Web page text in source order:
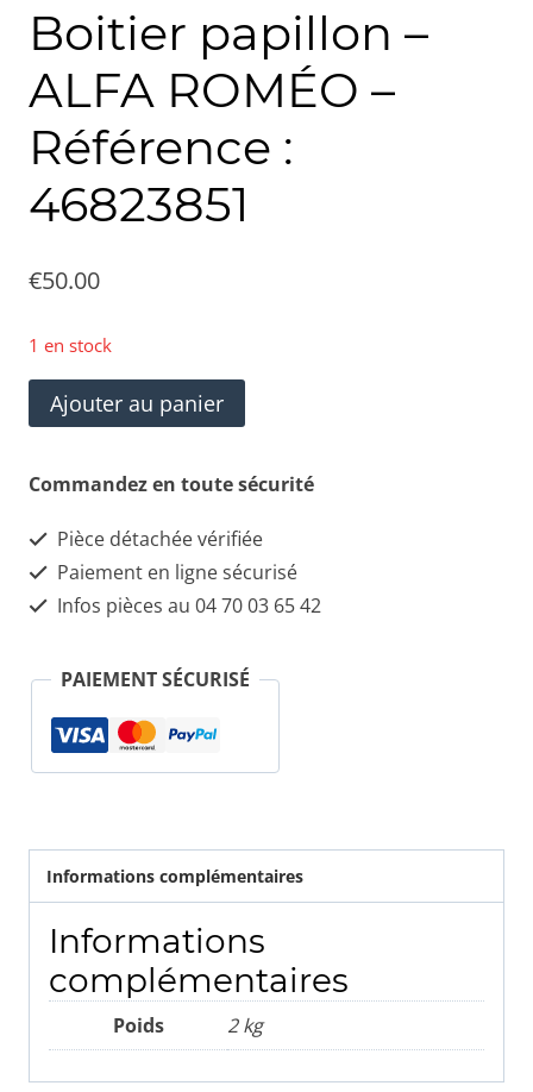
Boitier papillon –
ALFA ROMÉO –
Référence :
46823851
€50.00
1 en stock
quantité
de
Boitier
-
ALFA
46823851
Ajouter au panier
Commandez en toute sécurité
Pièce détachée vérifiée
Paiement en ligne sécurisé
Infos pièces au 04 70 03 65 42
PAIEMENT SÉCURISÉ
Informations complémentaires
Informations
complémentaires
Poids 2 kg